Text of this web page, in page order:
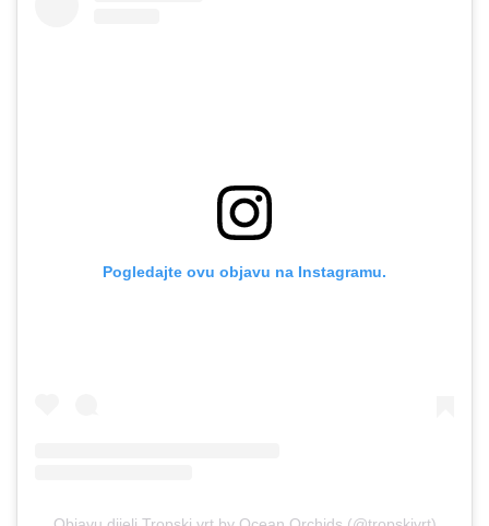
Pogledajte ovu objavu na Instagramu.